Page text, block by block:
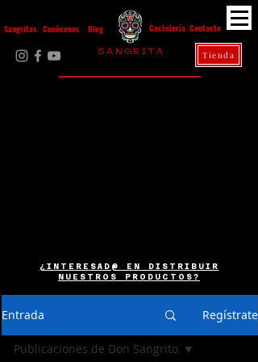
Sangritas Conócenos Contacto
Blog Coctelería
Tienda
S A N G R I T A
¿INTERESAD@ EN DISTRIBUIR
NUESTROS PRODUCTOS?
Entrada Regístrate
Publicaciones de Don Sangrito